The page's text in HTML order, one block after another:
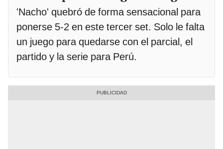
'Nacho' quebró de forma sensacional para
ponerse 5-2 en este tercer set. Solo le falta
un juego para quedarse con el parcial, el
partido y la serie para Perú.